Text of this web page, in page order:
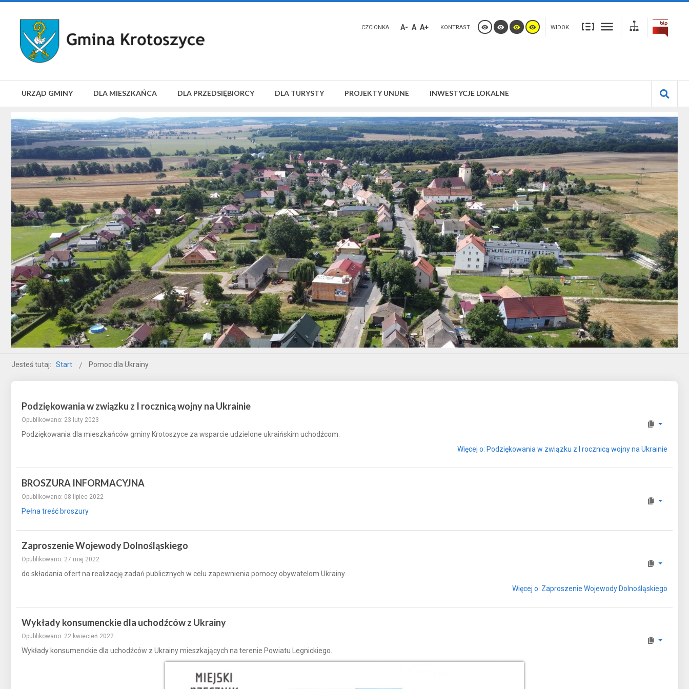
CZCIONKA A- A A+ KONTRAST WIDOK
URZĄD GMINY DLA MIESZKAŃCA DLA PRZEDSIĘBIORCY DLA TURYSTY PROJEKTY UNIJNE INWESTYCJE LOKALNE
Jesteś tutaj: Start Pomoc dla Ukrainy
Podziękowania w związku z I rocznicą wojny na Ukrainie
Opublikowano: 23 luty 2023
Podziękowania dla mieszkańców gminy Krotoszyce za wsparcie udzielone ukraińskim uchodźcom.
Więcej o: Podziękowania w związku z I rocznicą wojny na Ukrainie
BROSZURA INFORMACYJNA
Opublikowano: 08 lipiec 2022
Pełna treść broszury
Zaproszenie Wojewody Dolnośląskiego
Opublikowano: 27 maj 2022
do składania ofert na realizację zadań publicznych w celu zapewnienia pomocy obywatelom Ukrainy
Więcej o: Zaproszenie Wojewody Dolnośląskiego
Wykłady konsumenckie dla uchodźców z Ukrainy
Opublikowano: 22 kwiecień 2022
Wykłady konsumenckie dla uchodźców z Ukrainy mieszkających na terenie Powiatu Legnickiego.